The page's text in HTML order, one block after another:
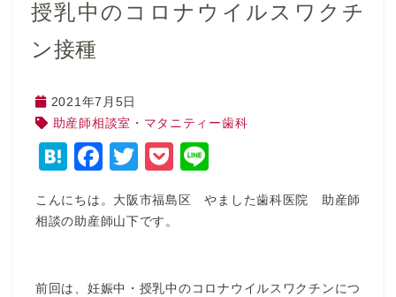
授乳中のコロナウイルスワクチ
ン接種
2021年7月5日
助産師相談室・マタニティー歯科
Hatena
Facebook
TwitterPocket
こんにちは。大阪市福島区 やました歯科医院 助産師
相談の助産師山下です。
前回は、妊娠中・授乳中のコロナウイルスワクチンにつ